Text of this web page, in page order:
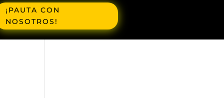
¡PAUTA CON
NOSOTROS!